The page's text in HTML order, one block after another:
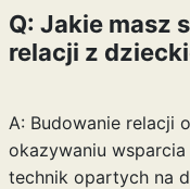
Q: Jakie masz
relacji z
A: Budowanie relacji
okazywaniu
technik opartych na